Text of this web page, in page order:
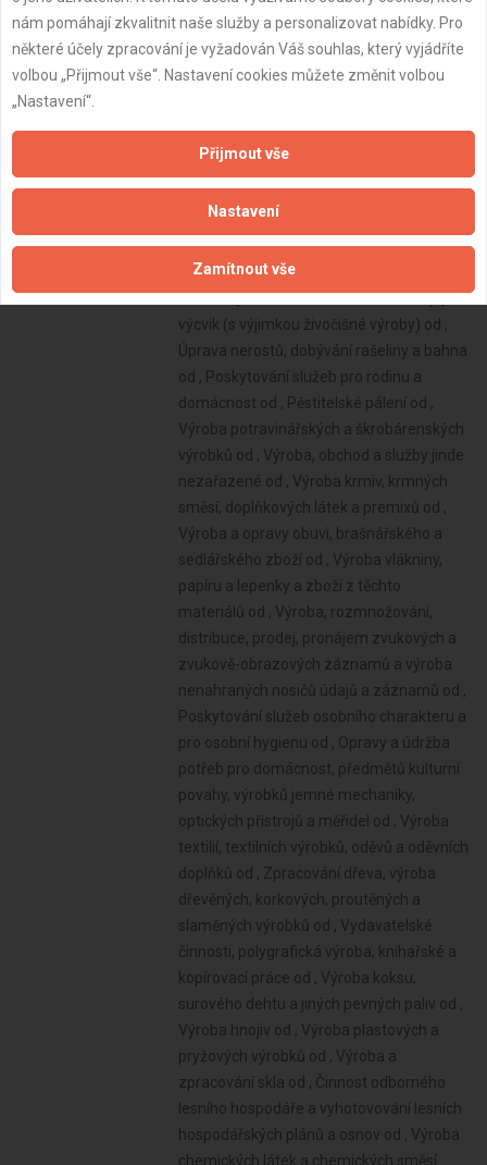
nám pomáhají zkvalitnit naše služby a personalizovat nabídky. Pro
některé účely zpracování je vyžadován Váš souhlas, který vyjádříte
volbou „Přijmout vše“. Nastavení cookies můžete změnit volbou
„Nastavení“.
Přijmout vše
Nastavení
Zamítnout vše